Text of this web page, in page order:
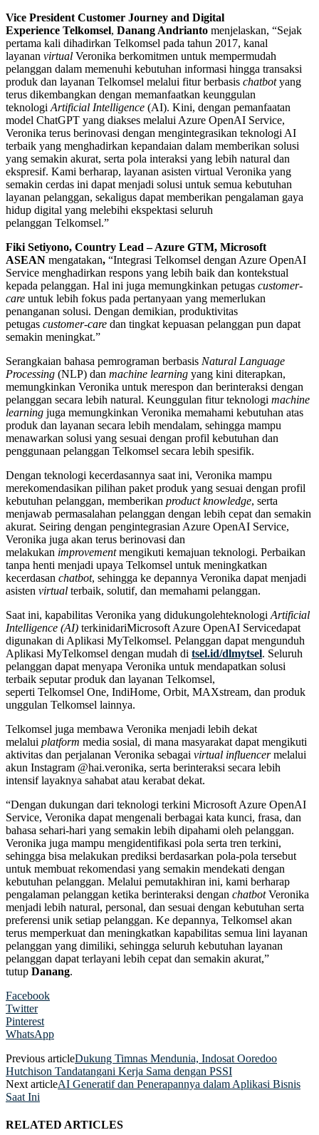
Vice President Customer Journey and Digital
Experience Telkomsel, Danang Andrianto menjelaskan, “Sejak
pertama kali dihadirkan Telkomsel pada tahun 2017, kanal
layanan virtual Veronika berkomitmen untuk mempermudah
pelanggan dalam memenuhi kebutuhan informasi hingga transaksi
produk dan layanan Telkomsel melalui fitur berbasis chatbotyang
terus dikembangkan dengan memanfaatkan keunggulan
teknologi Artificial Intelligence (AI). Kini, dengan pemanfaatan
model ChatGPT yang diakses melalui Azure OpenAI Service,
Veronika terus berinovasi dengan mengintegrasikan teknologi AI
terbaik yang menghadirkan kepandaian dalam memberikan solusi
yang semakin akurat, serta pola interaksi yang lebih natural dan
ekspresif. Kami berharap, layanan asisten virtual Veronika yang
semakin cerdas ini dapat menjadi solusi untuk semua kebutuhan
layanan pelanggan, sekaligus dapat memberikan pengalaman gaya
hidup digital yang melebihi ekspektasi seluruh
pelanggan Telkomsel.”
Fiki Setiyono, Country Lead – Azure GTM, Microsoft
ASEAN mengatakan, “Integrasi Telkomsel dengan Azure OpenAI
Service menghadirkan respons yang lebih baik dan kontekstual
kepada pelanggan. Hal ini juga memungkinkan petugas customer-
care untuk lebih fokus pada pertanyaan yang memerlukan
penanganan solusi. Dengan demikian, produktivitas
petugas customer-care dan tingkat kepuasan pelanggan pun dapat
semakin meningkat.”
Serangkaian bahasa pemrograman berbasis Natural Language
Processing (NLP) dan machine learning yang kini diterapkan,
memungkinkan Veronika untuk merespon dan berinteraksi dengan
pelanggan secara lebih natural. Keunggulan fitur teknologi machine
learning juga memungkinkan Veronika memahami kebutuhan atas
produk dan layanan secara lebih mendalam, sehingga mampu
menawarkan solusi yang sesuai dengan profil kebutuhan dan
penggunaan pelanggan Telkomsel secara lebih spesifik.
Dengan teknologi kecerdasannya saat ini, Veronika mampu
merekomendasikan pilihan paket produk yang sesuai dengan profil
kebutuhan pelanggan, memberikan product knowledge, serta
menjawab permasalahan pelanggan dengan lebih cepat dan semakin
akurat. Seiring dengan pengintegrasian Azure OpenAI Service,
Veronika juga akan terus berinovasi dan
melakukan improvementmengikuti kemajuan teknologi. Perbaikan
tanpa henti menjadi upaya Telkomsel untuk meningkatkan
kecerdasan chatbot, sehingga ke depannya Veronika dapat menjadi
asisten virtual terbaik, solutif, dan memahami pelanggan.
Saat ini, kapabilitas Veronika yang didukungolehteknologi Artificial
Intelligence (AI) terkinidariMicrosoft Azure OpenAI Servicedapat
digunakan di Aplikasi MyTelkomsel. Pelanggan dapat mengunduh
Aplikasi MyTelkomsel dengan mudah di tsel.id/dlmytsel. Seluruh
pelanggan dapat menyapa Veronika untuk mendapatkan solusi
terbaik seputar produk dan layanan Telkomsel,
seperti Telkomsel One, IndiHome, Orbit, MAXstream, dan produk
unggulan Telkomsel lainnya.
Telkomsel juga membawa Veronika menjadi lebih dekat
melalui platform media sosial, di mana masyarakat dapat mengikuti
aktivitas dan perjalanan Veronika sebagai virtual influencermelalui
akun Instagram @hai.veronika, serta berinteraksi secara lebih
intensif layaknya sahabat atau kerabat dekat.
“Dengan dukungan dari teknologi terkini Microsoft Azure OpenAI
Service, Veronika dapat mengenali berbagai kata kunci, frasa, dan
bahasa sehari-hari yang semakin lebih dipahami oleh pelanggan.
Veronika juga mampu mengidentifikasi pola serta tren terkini,
sehingga bisa melakukan prediksi berdasarkan pola-pola tersebut
untuk membuat rekomendasi yang semakin mendekati dengan
kebutuhan pelanggan. Melalui pemutakhiran ini, kami berharap
pengalaman pelanggan ketika berinteraksi dengan chatbotVeronika
menjadi lebih natural, personal, dan sesuai dengan kebutuhan serta
preferensi unik setiap pelanggan. Ke depannya, Telkomsel akan
terus memperkuat dan meningkatkan kapabilitas semua lini layanan
pelanggan yang dimiliki, sehingga seluruh kebutuhan layanan
pelanggan dapat terlayani lebih cepat dan semakin akurat,”
tutup Danang.
Facebook
Twitter
Pinterest
WhatsApp
Previous articleDukung Timnas Mendunia, Indosat Ooredoo
Hutchison Tandatangani Kerja Sama dengan PSSI
Next articleAI Generatif dan Penerapannya dalam Aplikasi Bisnis
Saat Ini
RELATED ARTICLES